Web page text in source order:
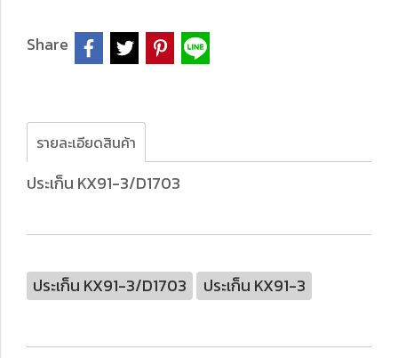
Share
รายละเอียดสินค้า
ประเก็น KX91-3/D1703
ประเก็น KX91-3/D1703 ประเก็น KX91-3